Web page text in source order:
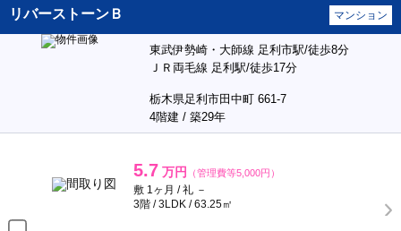
リバーストーンＢ マンション
東武伊勢崎・大師線 足利市駅/徒歩8分
ＪＲ両毛線 足利駅/徒歩17分
栃木県足利市田中町 661-7
4階建 / 築29年
5.7 万円 （管理費等5,000円）
敷 1ヶ月 / 礼 －
3階 / 3LDK / 63.25㎡